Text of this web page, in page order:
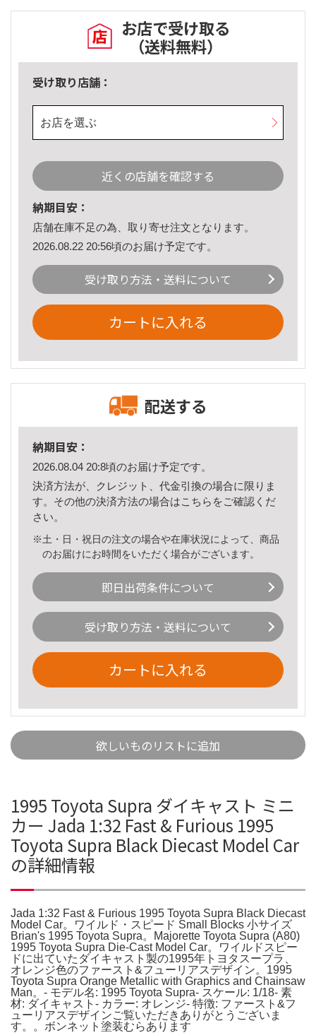
お店で受け取る
（送料無料）
受け取り店舗：
お店を選ぶ
近くの店舗を確認する
納期目安：
店舗在庫不足の為、取り寄せ注文となります。
2026.08.22 20:56頃のお届け予定です。
受け取り方法・送料について
カートに入れる
配送する
納期目安：
2026.08.04 20:8頃のお届け予定です。
決済方法が、クレジット、代金引換の場合に限りま
す。その他の決済方法の場合はこちら をご確認くだ
さい。
※土・日・祝日の注文の場合や在庫状況によって、商品
のお届けにお時間をいただく場合がございます。
即日出荷条件について
受け取り方法・送料について
カートに入れる
欲しいものリストに追加
1995 Toyota Supra ダイキャスト ミニ
カー Jada 1:32 Fast & Furious 1995
Toyota Supra Black Diecast Model Car
の詳細情報
Jada 1:32 Fast & Furious 1995 Toyota Supra Black Diecast
Model Car。ワイルド・スピード Small Blocks 小サイズ
Brian's 1995 Toyota Supra。Majorette Toyota Supra (A80)
1995 Toyota Supra Die-Cast Model Car。ワイルドスピー
ドに出ていたダイキャスト製の1995年トヨタスープラ、
オレンジ色のファースト&フューリアスデザイン。1995
Toyota Supra Orange Metallic with Graphics and Chainsaw
Man。- モデル名: 1995 Toyota Supra- スケール: 1/18- 素
材: ダイキャスト- カラー: オレンジ- 特徴: ファースト&フ
ューリアスデザインご覧いただきありがとうございま
す。。ボンネット塗装むらあります